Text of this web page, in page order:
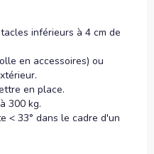
inférieurs à 4 cm de
en accessoires) ou
en place.
300 kg.
< 33° dans le cadre d'un